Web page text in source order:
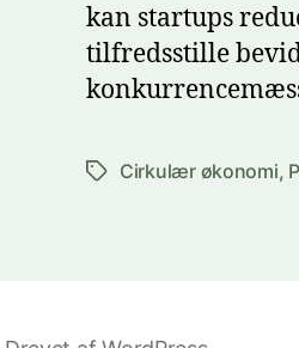
kan startups
tilfredsstille
TagsCirkulær økonomi,